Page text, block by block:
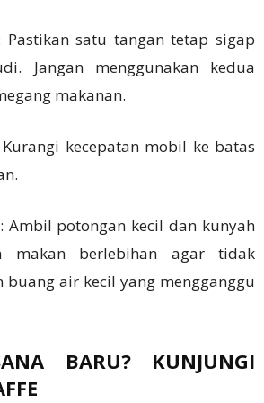
Pastikan satu tangan tetap sigap
Jangan menggunakan kedua
makanan.
Kurangi kecepatan mobil ke batas
Ambil potongan kecil dan kunyah
makan berlebihan agar tidak
buang air kecil yang mengganggu
BARU? KUNJUNGI